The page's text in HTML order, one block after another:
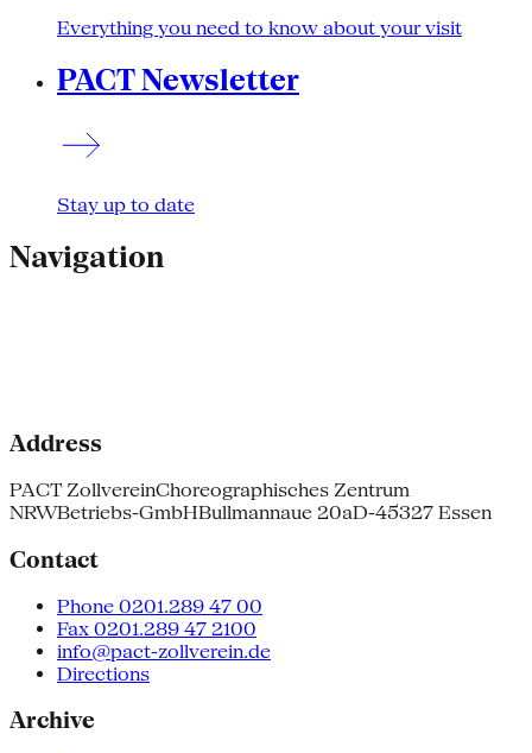
Everything you need to know about your visit
PACT Newsletter
Stay up to date
Navigation
Address
PACT ZollvereinChoreographisches Zentrum
NRWBetriebs-GmbHBullmannaue 20aD-45327 Essen
Contact
Phone 0201.289 47 00
Fax 0201.289 47 2100
info@pact-zollverein.de
Directions
Archive